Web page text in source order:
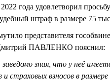
года удовлетворил
штраф в размере 75
представителя
ПАВЛЕНКО пояснил:
зная, что у неё
страховых взносов в